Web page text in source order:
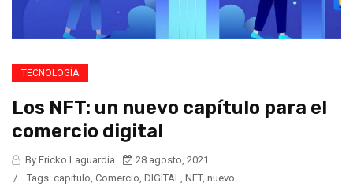
TECNOLOGÍA
Los NFT: un nuevo capítulo para el
comercio digital
By Ericko Laguardia
28 agosto, 2021
/
Tags: capítulo, Comercio, DIGITAL, NFT, nuevo